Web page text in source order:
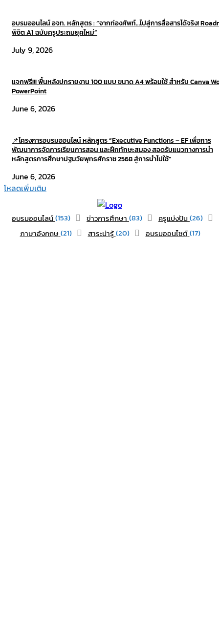
อบรมออนไลน์ อจท. หลักสูตร : “จากท่องศัพท์…ไปสู่การสื่อสารได้จริง!
พิชิต A1 ฉบับครูประถมยุคใหม่”
July 9, 2026
แจกฟรี!!! พื้นหลังปกรายงาน 100 แบบ ขนาด A4 พร้อมใช้ สำหรับ Canva
PowerPoint
June 6, 2026
📌โครงการอบรมออนไลน์ หลักสูตร “Executive Functions – EF เพื่อการ
พัฒนาการจัดการเรียนการสอน และฝึกทักษะสมอง สอดรับแนวทางการนำ
หลักสูตรการศึกษาปฐมวัยพุทธศักราช 2568 สู่การนำไปใช้”​
June 6, 2026
โหลดเพิ่มเติม
อบรมออนไลน์(153) ข่าวการศึกษา (83) ครูแบ่งปัน(26)
ภาษาอังกฤษ(21) สาระน่ารู้(20) อบรมออนไซต์(17)